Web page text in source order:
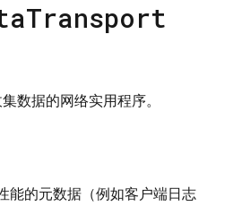
Transport
数据的网络实用程序。
能的元数据（例如客户端日志